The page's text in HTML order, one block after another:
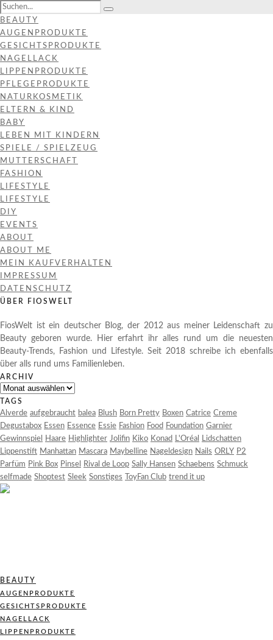
BEAUTY
AUGENPRODUKTE
GESICHTSPRODUKTE
NAGELLACK
LIPPENPRODUKTE
PFLEGEPRODUKTE
NATURKOSMETIK
ELTERN & KIND
BABY
LEBEN MIT KINDERN
SPIELE / SPIELZEUG
MUTTERSCHAFT
FASHION
LIFESTYLE
LIFESTYLE
DIY
EVENTS
ABOUT
ABOUT ME
MEIN KAUFVERHALTEN
IMPRESSUM
DATENSCHUTZ
ÜBER FIOSWELT
FiosWelt ist ein deutscher Blog, der 2012 aus meiner Leidenschaft zu
Beauty geboren wurde. Hier erfahrt ihr alles rund um die neuesten
Beauty-Trends, Fashion und Lifestyle. Seit 2018 schreibe ich ebenfalls
über alls rund ums Familienleben.
ARCHIV
Archiv
TAGS
Alverde aufgebraucht balea Blush Born Pretty Boxen Catrice Creme
Degustabox Essen Essence Essie Fashion Food Foundation Garnier
Gewinnspiel
Haare Highlighter Jolifin Kiko Konad L'Oréal
Lidschatten
Lippenstift Manhattan Mascara Maybelline Nageldesign Nails ORLY P2
Parfüm Pink Box Pinsel Rival de Loop Sally Hansen Schaebens Schmuck
selfmade Shoptest Sleek Sonstiges ToyFan Club trend it up
BEAUTY
AUGENPRODUKTE
GESICHTSPRODUKTE
NAGELLACK
LIPPENPRODUKTE